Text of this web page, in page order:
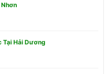
Nhơn
Tại Hải Dương